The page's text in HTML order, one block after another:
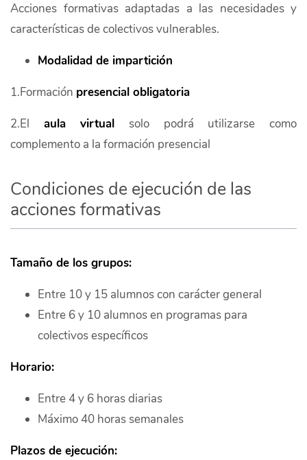
Acciones formativas adaptadas a las necesidades y
características de colectivos vulnerables.
Modalidad de impartición
1.Formación presencial obligatoria
2.El aula virtual solo podrá utilizarse como
complemento a la formación presencial
Condiciones de ejecución de las
acciones formativas
Tamaño de los grupos:
Entre 10 y 15 alumnos con carácter general
Entre 6 y 10 alumnos en programas para
colectivos específicos
Horario:
Entre 4 y 6 horas diarias
Máximo 40 horas semanales
Plazos de ejecución: